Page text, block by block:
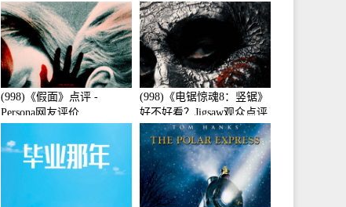
(998)《假面》点评 -
Persona网友评价
(998)《电锯惊魂8：竖锯》
好不好看？Jigsaw观众点评
及剧本